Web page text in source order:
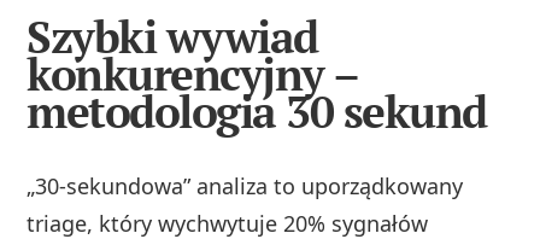
Szybki wywiad
konkurencyjny –
metodologia 30 sekund
„30-sekundowa” analiza to uporządkowany
triage, który wychwytuje 20% sygnałów